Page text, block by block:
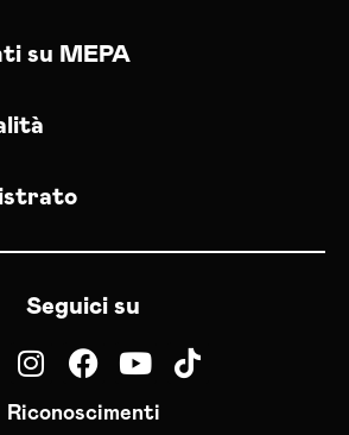
su MEPA
Seguici su
Riconoscimenti